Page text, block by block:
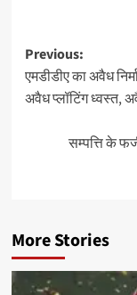
Post
Previous:
एमडीडीए का अवैध
अवैध प्लॉटिंग ध्वस्त,
सम्पत्ति के
More Stories